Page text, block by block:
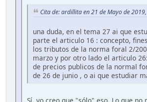
Cita de: ardillita en 21 de Mayo de
una duda, en el tema 27 ai que
parte el articulo 16 : concepto,
los tributos de la norma foral 2/
marzo y por otro lado el articulo
de precios publicos de la normal
de 26 de junio , o ai que estudiar